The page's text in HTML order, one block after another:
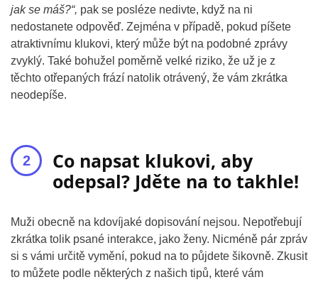
jak se máš?“, pak se posléze nedivte, když na ni
nedostanete odpověď. Zejména v případě, pokud píšete
atraktivnímu klukovi, který může být na podobné zprávy
zvyklý. Také bohužel poměrně velké riziko, že už je z
těchto otřepaných frází natolik otrávený, že vám zkrátka
neodepíše.
Co napsat klukovi, aby
odepsal? Jděte na to takhle!
Muži obecně na kdovíjaké dopisování nejsou. Nepotřebují
zkrátka tolik psané interakce, jako ženy. Nicméně pár zpráv
si s vámi určitě vymění, pokud na to půjdete šikovně. Zkusit
to můžete podle některých z našich tipů, které vám